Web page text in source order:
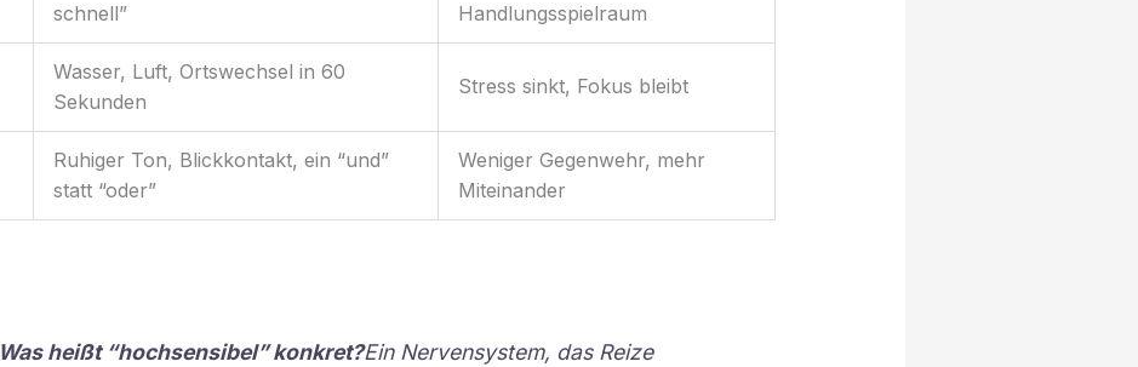
schnell”
Handlungsspielraum
Wasser, Luft, Ortswechsel in 60
Sekunden
Stress sinkt, Fokus bleibt
Ruhiger Ton, Blickkontakt, ein “und”
statt “oder”
Weniger Gegenwehr, mehr
Miteinander
Was heißt “hochsensibel” konkret?Ein Nervensystem, das Reize